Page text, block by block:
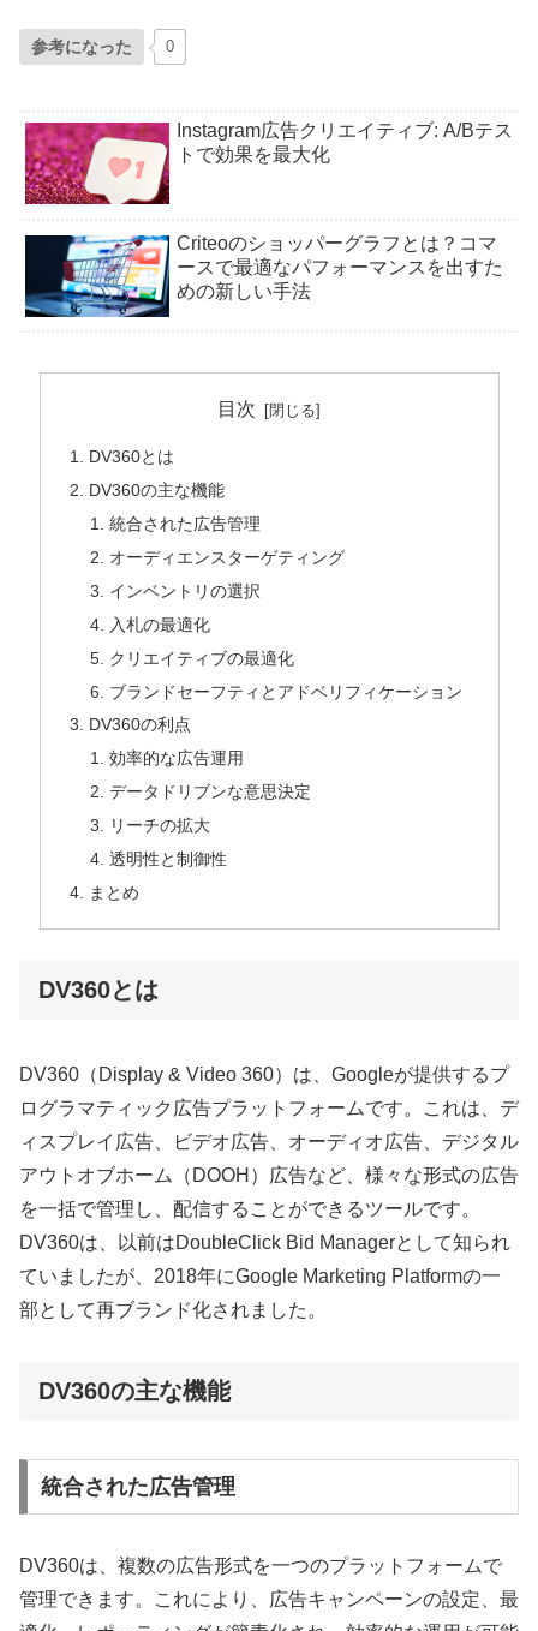
参考になった 0
Instagram広告クリエイティブ: A/Bテス
トで効果を最大化
Criteoのショッパーグラフとは？コマ
ースで最適なパフォーマンスを出すた
めの新しい手法
目次
DV360とは
DV360の主な機能
統合された広告管理
オーディエンスターゲティング
インベントリの選択
入札の最適化
クリエイティブの最適化
ブランドセーフティとアドベリフィケーション
DV360の利点
効率的な広告運用
データドリブンな意思決定
リーチの拡大
透明性と制御性
まとめ
DV360とは
DV360（Display & Video 360）は、Googleが提供するプ
ログラマティック広告プラットフォームです。これは、デ
ィスプレイ広告、ビデオ広告、オーディオ広告、デジタル
アウトオブホーム（DOOH）広告など、様々な形式の広告
を一括で管理し、配信することができるツールです。
DV360は、以前はDoubleClick Bid Managerとして知られ
ていましたが、2018年にGoogle Marketing Platformの一
部として再ブランド化されました。
DV360の主な機能
統合された広告管理
DV360は、複数の広告形式を一つのプラットフォームで
管理できます。これにより、広告キャンペーンの設定、最